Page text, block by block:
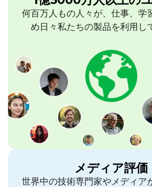
何百万人もの人々が、仕事、学
め日々私たちの製品を利用し
メディア評価
世界中の技術専門家やメディア